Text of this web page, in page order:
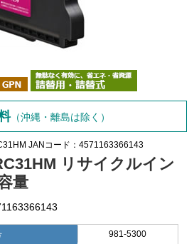
（沖縄・離島は除く）
JANコード：4571163366143
リサイクルイン
量
981-5300